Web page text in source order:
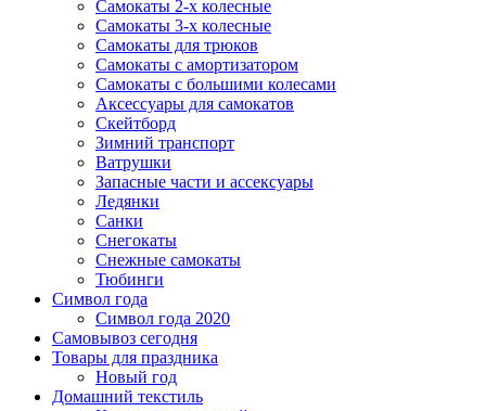
Самокаты 2-х колесные
Самокаты 3-х колесные
Самокаты для трюков
Самокаты с амортизатором
Самокаты с большими колесами
Аксессуары для самокатов
Скейтборд
Зимний транспорт
Ватрушки
Запасные части и ассексуары
Ледянки
Санки
Снегокаты
Снежные самокаты
Тюбинги
Символ года
Символ года 2020
Самовывоз сегодня
Товары для праздника
Новый год
Домашний текстиль